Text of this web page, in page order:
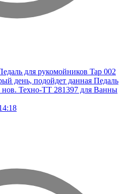
для рукомойников Tap 002
день, подойдет данная Педаль
нов. Техно-ТТ 281397 для Ванны